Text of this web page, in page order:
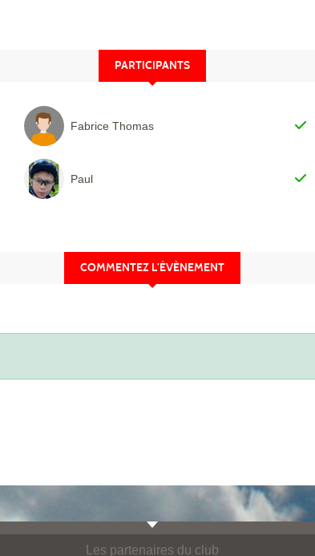
PARTICIPANTS
Fabrice Thomas
Paul
COMMENTEZ L’ÉVÈNEMENT
Les partenaires du club